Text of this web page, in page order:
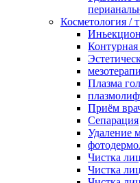
Косметология /
Контурная
Плазма
Приём
Сепарация
Удаление
Чистка
Чистка